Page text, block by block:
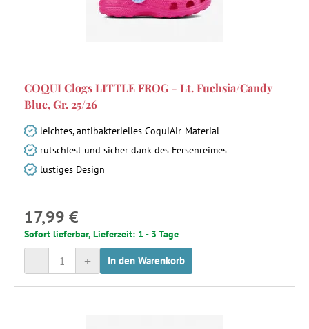
COQUI Clogs LITTLE FROG - Lt. Fuchsia/Candy
Blue, Gr. 25/26
leichtes, antibakterielles CoquiAir-Material
rutschfest und sicher dank des Fersenreimes
lustiges Design
17,99 €
Sofort lieferbar, Lieferzeit: 1 - 3 Tage
+
- In den Warenkorb